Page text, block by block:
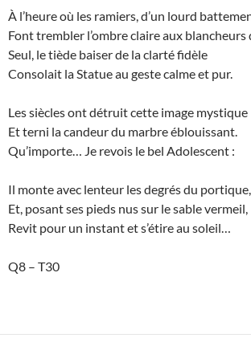
À l’heure où les ramiers, d’un lourd
Font trembler l’ombre claire aux blancheurs
Seul, le tiède baiser de la clarté fidèle
Consolait la Statue au geste calme et pur.
Les siècles ont détruit cette image mystique
Et terni la candeur du marbre éblouissant.
Qu’importe… Je revois le bel Adolescent :
Il monte avec lenteur les degrés du portique,
Et, posant ses pieds nus sur le sable vermeil,
Revit pour un instant et s’étire au soleil…
Q8 – T30